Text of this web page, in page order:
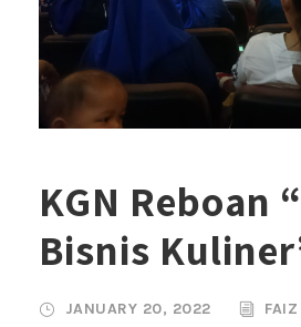
KGN Reboan
Bisnis
JANUARY 20, 2022